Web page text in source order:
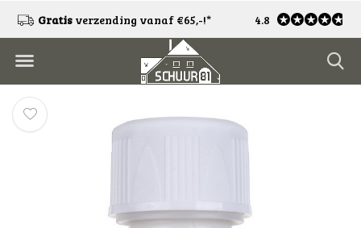
Gratis verzending vanaf €65,-!* Gratisretourneren*
4.8